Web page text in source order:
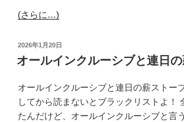
(さらに…)
投
稿
日:
2026年1月20日
オールインクルーシブと連日
オールインクルーシブと連日の薪スト
してから読まないとブラックリストよ！
たんだけど、オールインクルーシブと言